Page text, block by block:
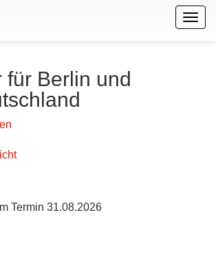
für Berlin und
Termin 31.08.2026